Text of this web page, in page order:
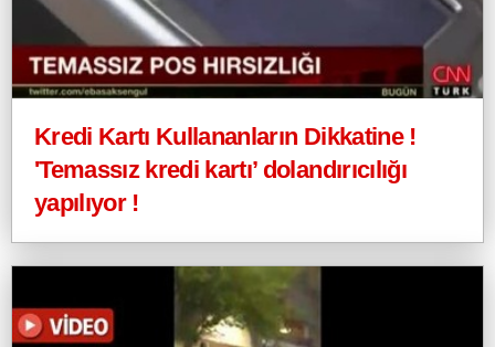
Kredi Kartı Kullananların Dikkatine !
'Temassız kredi kartı’ dolandırıcılığı
yapılıyor !